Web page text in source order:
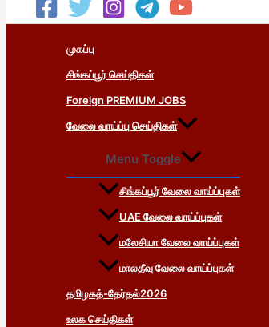
முகப்பு
சிங்கப்பூர் செய்திகள்
Foreign PREMIUM JOBS
வேலை வாய்ப்பு செய்திகள்
Menu Toggle
சிங்கப்பூர் வேலை வாய்ப்புகள்
UAE வேலை வாய்ப்புகள்
மலேசியா வேலை வாய்ப்புகள்
மாலதீவு வேலை வாய்ப்புகள்
தமிழகத்-தேர்தல்2026
உலக செய்திகள்